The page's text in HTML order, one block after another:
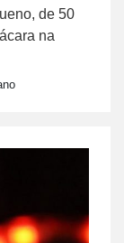
de 50
na